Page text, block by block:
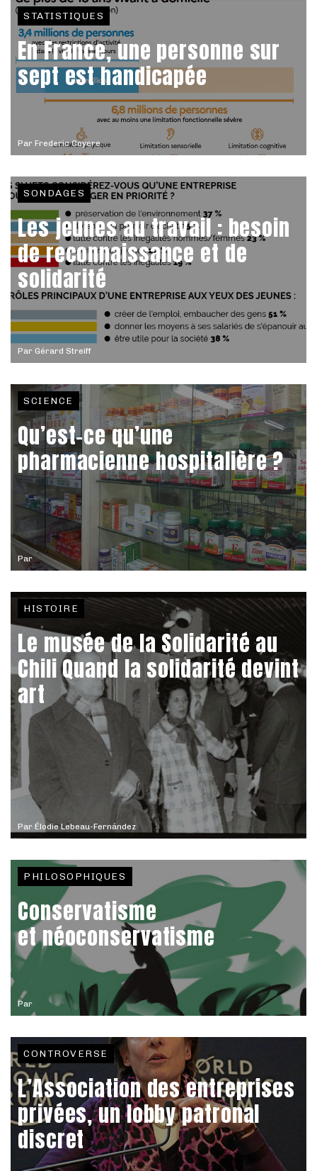
Par Frederic Coyere
STATISTIQUES
En France, une personne sur
sept est handicapée
Par Gérard Streiff
SONDAGES
Les jeunes au travail : besoin
de reconnaissance et de
solidarité
Par
SCIENCE
Qu’est-ce qu’une
pharmacienne hospitalière ?
Par Élodie Lebeau-Fernández
HISTOIRE
Le musée de la Solidarité au
Chili Quand la solidarité devint
art
Par
PHILOSOPHIQUES
Conservatisme
et néoconservatisme
CONTROVERSE
L’Association des entreprises
privées, un lobby patronal
discret